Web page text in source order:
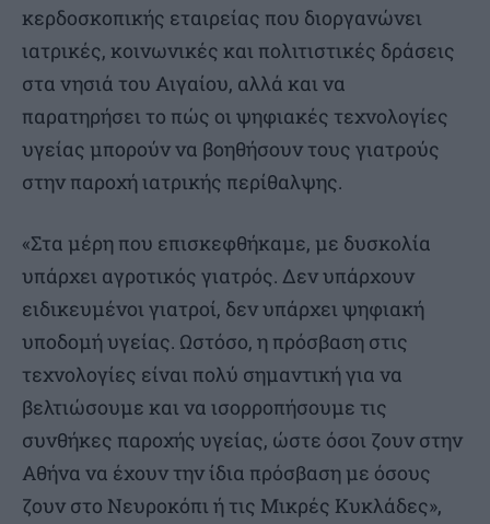
κερδοσκοπικής εταιρείας που διοργανώνει
ιατρικές, κοινωνικές και πολιτιστικές δράσεις
στα νησιά του Αιγαίου, αλλά και να
παρατηρήσει το πώς οι ψηφιακές τεχνολογίες
υγείας μπορούν να βοηθήσουν τους γιατρούς
στην παροχή ιατρικής περίθαλψης.
«Στα μέρη που επισκεφθήκαμε, με δυσκολία
υπάρχει αγροτικός γιατρός. Δεν υπάρχουν
ειδικευμένοι γιατροί, δεν υπάρχει ψηφιακή
υποδομή υγείας. Ωστόσο, η πρόσβαση στις
τεχνολογίες είναι πολύ σημαντική για να
βελτιώσουμε και να ισορροπήσουμε τις
συνθήκες παροχής υγείας, ώστε όσοι ζουν στην
Αθήνα να έχουν την ίδια πρόσβαση με όσους
ζουν στο Νευροκόπι ή τις Μικρές Κυκλάδες»,